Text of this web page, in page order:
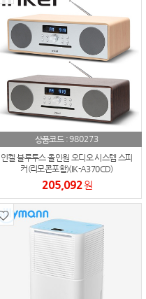
상품코드 :980273
인켈 블루투스 올인원 오디오 시스템 스피
커(리모콘포함)(IK-A370CD)
205,092원